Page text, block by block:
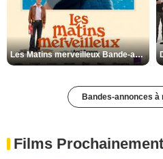
Les Matins merveilleux Bande-annonce VF
Bandes-annonces à
Films